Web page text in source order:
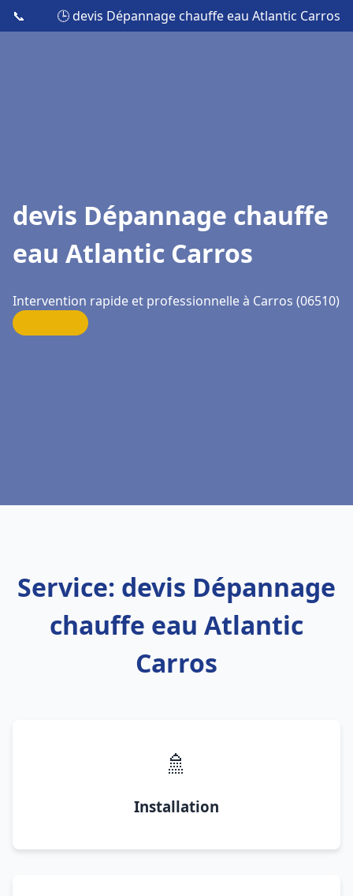
📞 🕒 devis Dépannage chauffe eau Atlantic Carros
devis Dépannage chauffe
eau Atlantic Carros
Intervention rapide et professionnelle à Carros (06510)
Service: devis Dépannage
chauffe eau Atlantic
Carros
🚿
Installation